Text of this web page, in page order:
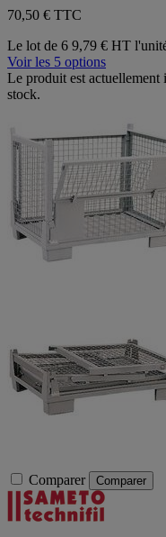
70,50 € TTC
Le lot de 6 9,79 € HT
Voir les 5 options
Le produit est actuellement
stock.
Comparer Comparer